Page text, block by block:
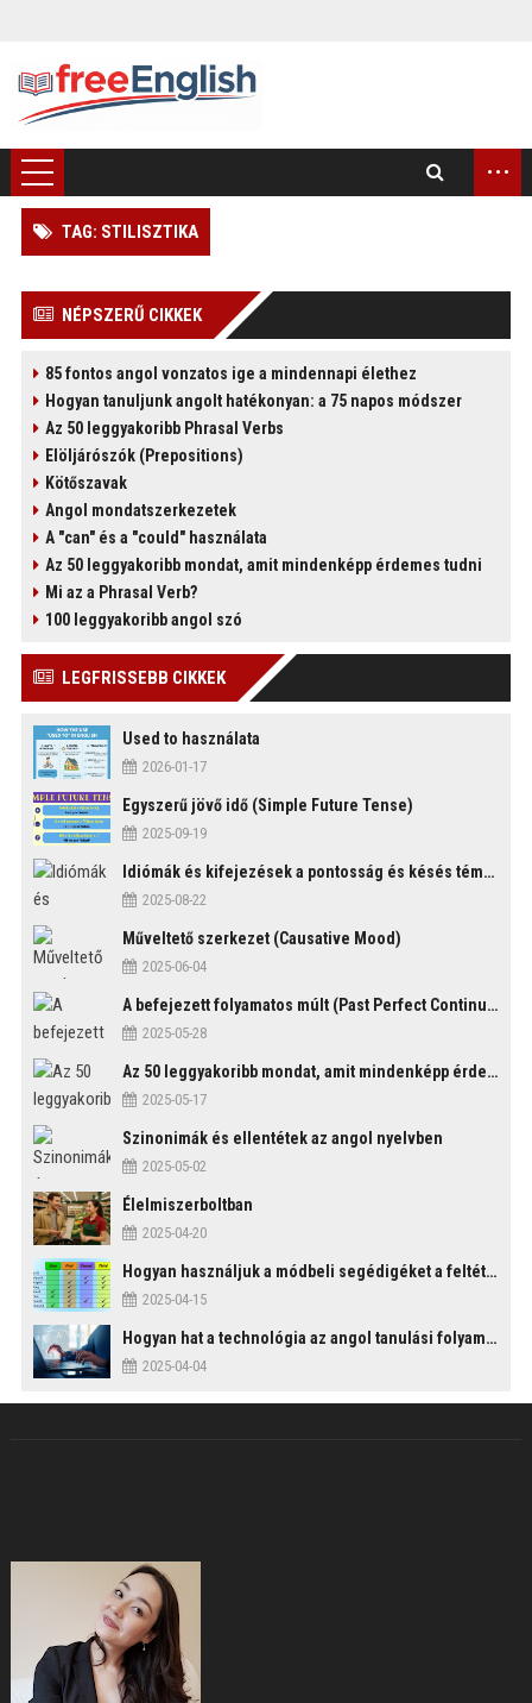
...
TAG: STILISZTIKA
NÉPSZERŰ CIKKEK
85 fontos angol vonzatos ige a mindennapi élethez
Hogyan tanuljunk angolt hatékonyan: a 75 napos módszer
Az 50 leggyakoribb Phrasal Verbs
Elöljárószók (Prepositions)
Kötőszavak
Angol mondatszerkezetek
A "can" és a "could" használata
Az 50 leggyakoribb mondat, amit mindenképp érdemes tudni
Mi az a Phrasal Verb?
100 leggyakoribb angol szó
LEGFRISSEBB CIKKEK
Used to használata
2026-01-17
Egyszerű jövő idő (Simple Future Tense)
2025-09-19
Idiómák és kifejezések a pontosság és késés témakörében
2025-08-22
Műveltető szerkezet (Causative Mood)
2025-06-04
A befejezett folyamatos múlt (Past Perfect Continuous Tense)
2025-05-28
Az 50 leggyakoribb mondat, amit mindenképp érdemes tudni
2025-05-17
Szinonimák és ellentétek az angol nyelvben
2025-05-02
Élelmiszerboltban
2025-04-20
Hogyan használjuk a módbeli segédigéket a feltételes mondatszerkezetekben?
2025-04-15
Hogyan hat a technológia az angol tanulási folyamatokra?
2025-04-04